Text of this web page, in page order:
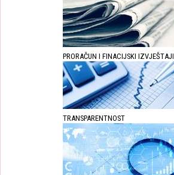
PRORAČUN I FINACIJSKI IZVJEŠTAJI
TRANSPARENTNOST